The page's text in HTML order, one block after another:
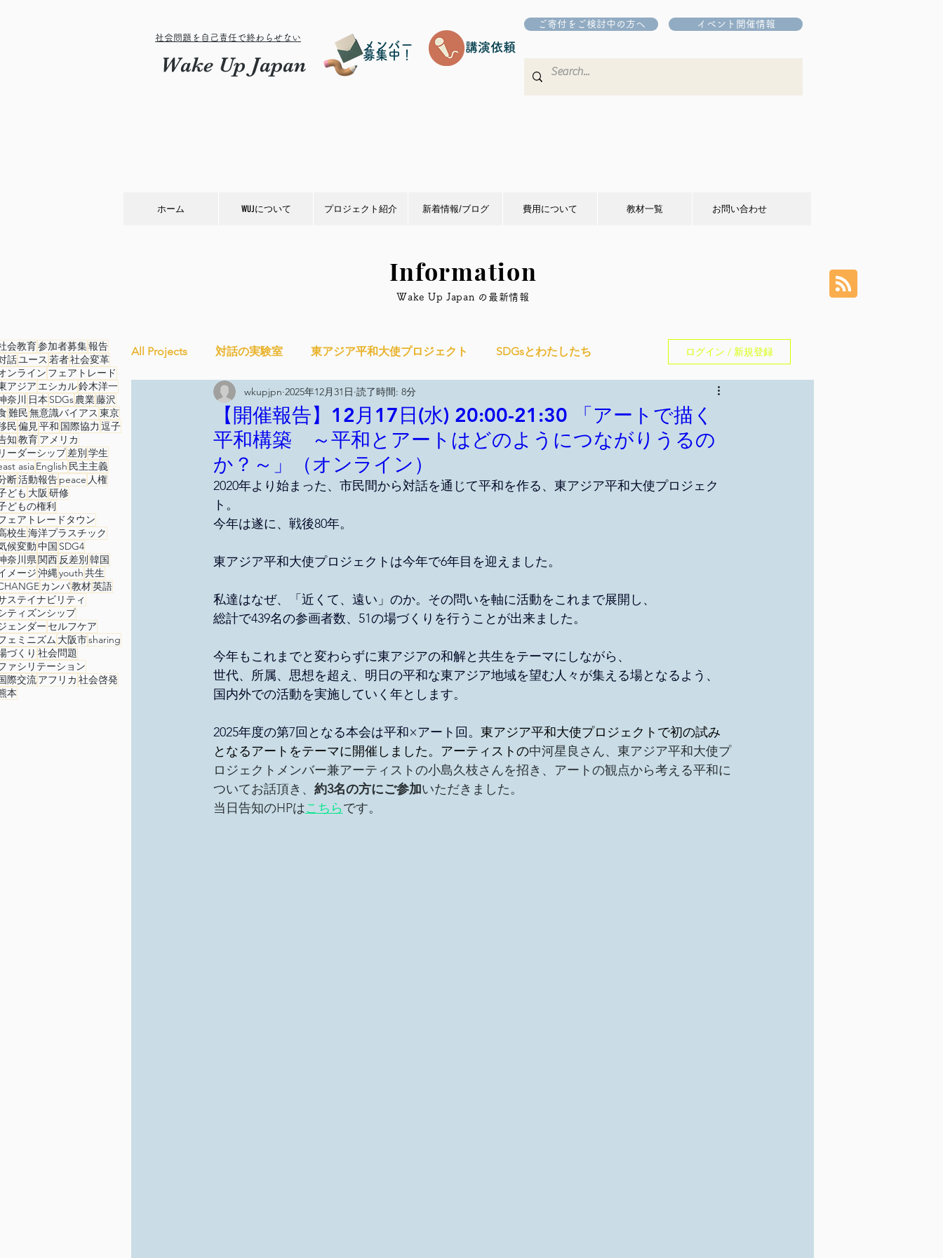
社会問題を自己責任で終わらせない
Wake Up Japan
メンバー
募集中！
講演依頼
ご寄付をご検討中の方へ イベント開催情報
ホーム WUJについて プロジェクト紹介 新着情報/ブログ 費用について 教材一覧 お問い合わせ
Information
​Wake Up Japan の最新情報
会教育参加者募集報告
話ユース 若者社会変革
ンライン フェアトレード
アジア エシカル鈴木洋一
奈川 日本 SDGs農業藤沢
難民無意識バイアス 東京
民偏見平和 国際協力 逗子
知教育アメリカ
ーダーシップ差別学生
asiaEnglish 民主主義
断活動報告peace 人権
ども 大阪 研修
どもの権利
ェアトレードタウン
校生海洋プラスチック
候変動中国 SDG4
奈川県関西反差別韓国
メージ沖縄youth共生
カンパ教材英語
ステイナビリティ
ティズンシップ
ェンダー セルフケア
ェミニズム 大阪市sharing
づくり 社会問題
ァシリテーション
際交流アフリカ 社会啓発
本
All Projects 対話の実験室 東アジア平和大使プロジェクト SDGsとわたしたち
Ethical＆Sustainably シティズンシップ啓発出前授業 Wake Up Lab IMPACT Japan
YouthCan CHANGE 社会を変えるムーブメント
セルフケアプロジェクト 教材開発
事務局/理事会 Youth ChANge
ログイン / 新規登録
【開催報告】12月17日(水) 20:00-21:30 「アートで描く
平和構築 ～平和とアートはどのようにつながりうるの
か？～」（オンライン）
wkupjpn 2025年12月31日 読了時間: 8分
2020年より始まった、市民間から対話を通じて平和を作る、東アジア平和大使プロジェク
ト。
今年は遂に、戦後80年。
東アジア平和大使プロジェクトは今年で6年目を迎えました。
私達はなぜ、「近くて、遠い」のか。その問いを軸に活動をこれまで展開し、
総計で439名の参画者数、51の場づくりを行うことが出来ました。
今年もこれまでと変わらずに東アジアの和解と共生をテーマにしながら、
世代、所属、思想を超え、明日の平和な東アジア地域を望む人々が集える場となるよう、
国内外での活動を実施していく年とします。
2025年度の第7回となる本会は平和×アート回。 東アジア平和大使プロジェクトで初の試み
となるアートをテーマに開催しました。アーティストの中河星良さん、東アジア平和大使プ
ロジェクトメンバー兼アーティストの小島久枝さんを招き、アートの観点から考える平和に
ついてお話頂き、 約3名の方にご参加いただきました。
当日告知のHPはこちらです。